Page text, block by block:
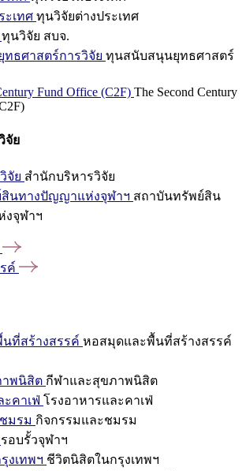
ะเทศ ทุนวิจัยต่างประเทศ
ทุนวิจัย สบจ.
ธศาสตร์การวิจัย ทุนสนับสนุนยุทธศาสตร์
Fund Office (C2F) The Second Century
จัย
จัย สำนักบริหารวิจัย
นทางปัญญาแห่งจุฬาฯ สถาบันทรัพย์สิน
จุฬาฯ
ค์
ที่สร้างสรรค์ หอสมุดและพื้นที่สร้างสรรค์
พนิสิต กีฬาและสุขภาพนิสิต
คาเฟ่ โรงอาหารและคาเฟ่
มรม กิจกรรมและชมรม
รอบรั้วจุฬาฯ
งเทพฯ ชีวิตนิสิตในกรุงเทพฯ